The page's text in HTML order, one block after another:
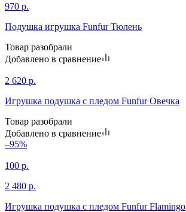
970 р.
Подушка игрушка Funfur Тюлень
Товар разобрали
Добавлено в сравнение
2 620 р.
Игрушка подушка с пледом Funfur Овечка
Товар разобрали
Добавлено в сравнение
–95%
100 р.
2 480 р.
Игрушка подушка с пледом Funfur Flamingo